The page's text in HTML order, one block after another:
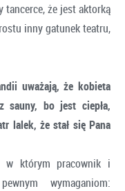
tancerce, że jest aktorką
inny gatunek teatru,
uważają, że kobieta
sauny, bo jest ciepła,
lalek, że stał się Pana
w którym pracownik i
wymaganiom: